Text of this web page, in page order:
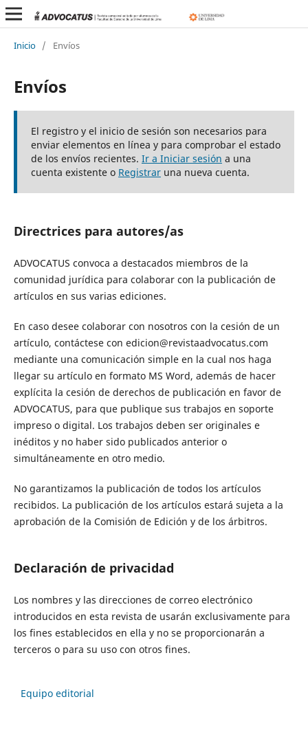
Inicio / Envíos
Envíos
El registro y el inicio de sesión son necesarios para
enviar elementos en línea y para comprobar el estado
de los envíos recientes. Ir a Iniciar sesión a una
cuenta existente o Registraruna nueva cuenta.
Directrices para autores/as
ADVOCATUS convoca a destacados miembros de la
comunidad jurídica para colaborar con la publicación de
artículos en sus varias ediciones.
En caso desee colaborar con nosotros con la cesión de un
artículo, contáctese con edicion@revistaadvocatus.com
mediante una comunicación simple en la cual nos haga
llegar su artículo en formato MS Word, además de hacer
explícita la cesión de derechos de publicación en favor de
ADVOCATUS, para que publique sus trabajos en soporte
impreso o digital. Los trabajos deben ser originales e
inéditos y no haber sido publicados anterior o
simultáneamente en otro medio.
No garantizamos la publicación de todos los artículos
recibidos. La publicación de los artículos estará sujeta a la
aprobación de la Comisión de Edición y de los árbitros.
Declaración de privacidad
Los nombres y las direcciones de correo electrónico
introducidos en esta revista de usarán exclusivamente para
los fines establecidos en ella y no se proporcionarán a
terceros o para su uso con otros fines.
Equipo editorial